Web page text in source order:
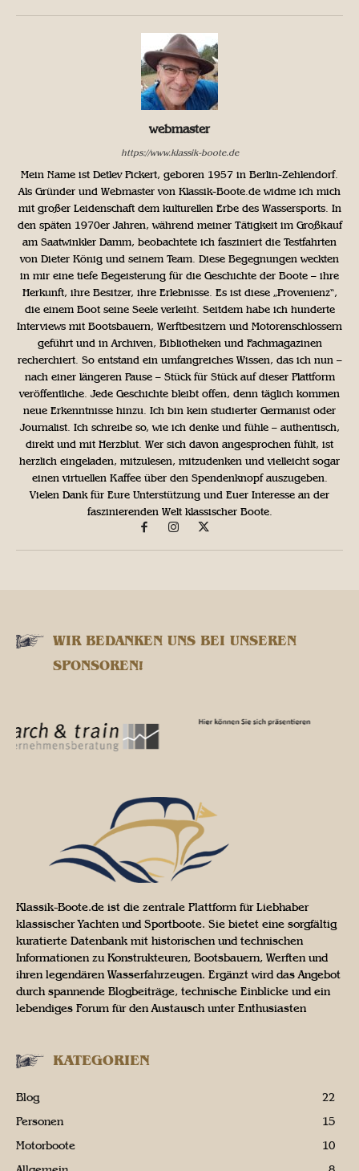
webmaster
https://www.klassik-boote.de
Mein Name ist Detlev Pickert, geboren 1957 in Berlin-Zehlendorf.
Als Gründer und Webmaster von Klassik-Boote.de widme ich mich
mit großer Leidenschaft dem kulturellen Erbe des Wassersports. In
den späten 1970er Jahren, während meiner Tätigkeit im Großkauf
am Saatwinkler Damm, beobachtete ich fasziniert die Testfahrten
von Dieter König und seinem Team. Diese Begegnungen weckten
in mir eine tiefe Begeisterung für die Geschichte der Boote – ihre
Herkunft, ihre Besitzer, ihre Erlebnisse. Es ist diese „Provenienz“,
die einem Boot seine Seele verleiht. Seitdem habe ich hunderte
Interviews mit Bootsbauern, Werftbesitzern und Motorenschlossern
geführt und in Archiven, Bibliotheken und Fachmagazinen
recherchiert. So entstand ein umfangreiches Wissen, das ich nun –
nach einer längeren Pause – Stück für Stück auf dieser Plattform
veröffentliche. Jede Geschichte bleibt offen, denn täglich kommen
neue Erkenntnisse hinzu. Ich bin kein studierter Germanist oder
Journalist. Ich schreibe so, wie ich denke und fühle – authentisch,
direkt und mit Herzblut. Wer sich davon angesprochen fühlt, ist
herzlich eingeladen, mitzulesen, mitzudenken und vielleicht sogar
einen virtuellen Kaffee über den Spendenknopf auszugeben.
Vielen Dank für Eure Unterstützung und Euer Interesse an der
faszinierenden Welt klassischer Boote.
WIR BEDANKEN UNS BEI UNSEREN
SPONSOREN!
Klassik-Boote.de ist die zentrale Plattform für Liebhaber
klassischer Yachten und Sportboote. Sie bietet eine sorgfältig
kuratierte Datenbank mit historischen und technischen
Informationen zu Konstrukteuren, Bootsbauern, Werften und
ihren legendären Wasserfahrzeugen. Ergänzt wird das Angebot
durch spannende Blogbeiträge, technische Einblicke und ein
lebendiges Forum für den Austausch unter Enthusiasten
KATEGORIEN
Blog
22
Personen
15
Motorboote
10